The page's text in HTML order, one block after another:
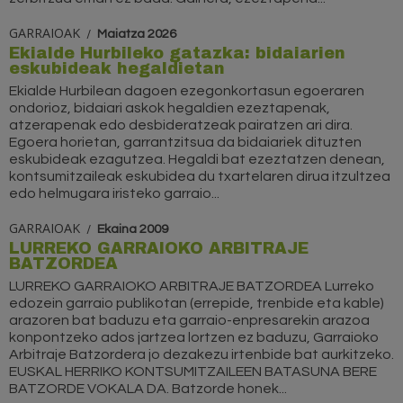
GARRAIOAK Maiatza 2026
Ekialde Hurbileko gatazka: bidaiarien
eskubideak hegaldietan
Ekialde Hurbilean dagoen ezegonkortasun egoeraren
ondorioz, bidaiari askok hegaldien ezeztapenak,
atzerapenak edo desbideratzeak pairatzen ari dira.
Egoera horietan, garrantzitsua da bidaiariek dituzten
eskubideak ezagutzea. Hegaldi bat ezeztatzen denean,
kontsumitzaileak eskubidea du txartelaren dirua itzultzea
edo helmugara iristeko garraio...
GARRAIOAK Ekaina 2009
LURREKO GARRAIOKO ARBITRAJE
BATZORDEA
LURREKO GARRAIOKO ARBITRAJE BATZORDEA Lurreko
edozein garraio publikotan (errepide, trenbide eta kable)
arazoren bat baduzu eta garraio-enpresarekin arazoa
konpontzeko ados jartzea lortzen ez baduzu, Garraioko
Arbitraje Batzordera jo dezakezu irtenbide bat aurkitzeko.
EUSKAL HERRIKO KONTSUMITZAILEEN BATASUNA BERE
BATZORDE VOKALA DA. Batzorde honek...